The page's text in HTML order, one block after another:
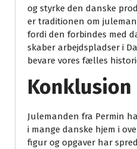
og styrke den danske
er traditionen om
fordi den forbindes med
skaber arbejdspladser i
bevare vores fælles
Konklusion
Julemanden fra Permin
i mange danske hjem i
figur og opgaver har